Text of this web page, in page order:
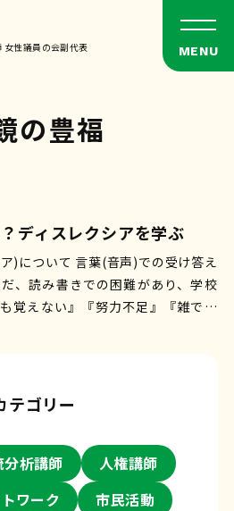
女性議員の会副代表
の豊福
ディスレクシアを学ぶ
)について 言葉(音声)での受け答え
、読み書きでの困難があり、学校
覚えない』『努力不足』『雑でや
テゴリー
分析講師
人権講師
ワーク
市民活動